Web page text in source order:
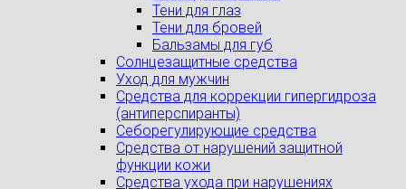
Тени для глаз
Тени для бровей
Бальзамы для губ
Солнцезащитные средства
Уход для мужчин
Средства для коррекции гипергидроза
(антиперспиранты)
Себорегулирующие средства
Средства от нарушений защитной
функции кожи
Средства ухода при нарушениях